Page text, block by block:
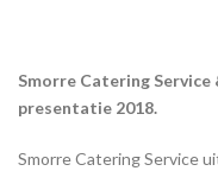
Smorre Catering
presentatie 2018.
Smorre Catering Service